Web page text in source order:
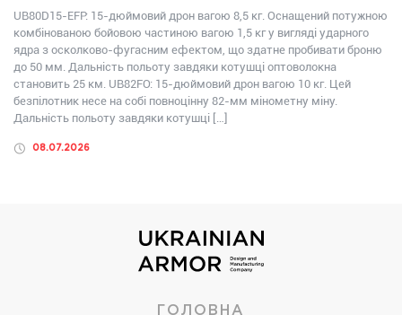
UB80D15-EFP: 15-дюймовий дрон вагою 8,5 кг. Оснащений потужною
комбінованою бойовою частиною вагою 1,5 кг у вигляді ударного
ядра з осколково-фугасним ефектом, що здатне пробивати броню
до 50 мм. Дальність польоту завдяки котушці оптоволокна
становить 25 км. UB82FО: 15-дюймовий дрон вагою 10 кг. Цей
безпілотник несе на собі повноцінну 82-мм мінометну міну.
Дальність польоту завдяки котушці […]
08.07.2026
ГОЛОВНА